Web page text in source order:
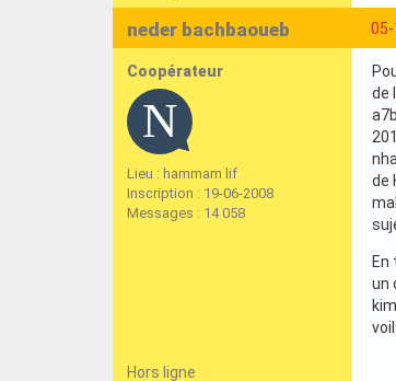
neder bachbaoueb
Coopérateur
Lieu : hammam lif
Inscription : 19-06-2008
Messages : 14 058
de
de
un
Hors ligne